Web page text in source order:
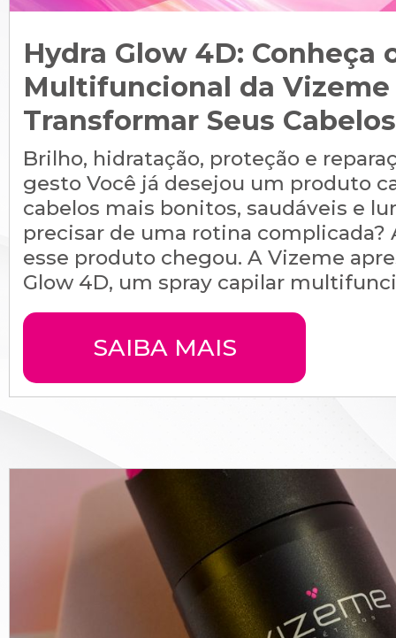
Hydra Glow 4D: Conheça
Multifuncional da Vizeme
Transformar Seus Cabelos
Brilho, hidratação, proteção e
gesto Você já desejou um produto
cabelos mais bonitos, saudáveis e
precisar de uma rotina complicada?
esse produto chegou. A Vizeme
Glow 4D, um spray capilar
SAIBA MAIS